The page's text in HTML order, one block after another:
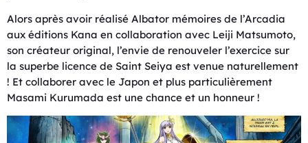
Alors après avoir réalisé Albator mémoires de l’Arcadia
aux éditions Kana en collaboration avec Leiji Matsumoto,
son créateur original, l’envie de renouveler l’exercice sur
la superbe licence de Saint Seiya est venue naturellement
! Et collaborer avec le Japon et plus particulièrement
Masami Kurumada est une chance et un honneur !